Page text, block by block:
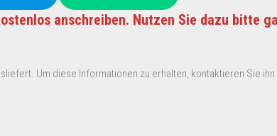
anschreiben. Nutzen Sie dazu bitte
Um diese Informationen zu erhalten, kontaktieren Sie ihn